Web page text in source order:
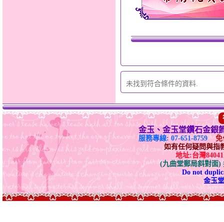
未找到符合條件的資料.
金玉、金玉堂鑽石金銀
服務專線: 07-651-8759
免
如有任何疑問與指
地址:台灣
(九曲堂郵局斜對面)
Do not
金玉